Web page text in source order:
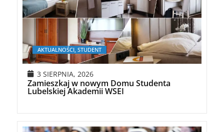
AKTUALNOŚCI, STUDENT
3 SIERPNIA, 2026
Zamieszkaj w nowym Domu Studenta
Lubelskiej Akademii WSEI